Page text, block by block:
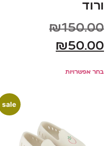
ורוד
₪150.00
₪50.00
בחר אפשרויות
sale